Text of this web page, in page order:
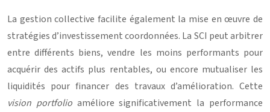
La gestion collective facilite également la mise en œuvre de
stratégies d’investissement coordonnées. La SCI peut arbitrer
entre différents biens, vendre les moins performants pour
acquérir des actifs plus rentables, ou encore mutualiser les
liquidités pour financer des travaux d’amélioration. Cette
vision portfolio améliore significativement la performance